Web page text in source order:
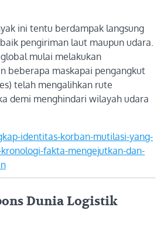
ini tentu berdampak langsung
pengiriman laut maupun udara.
mulai melakukan
beberapa maskapai pengangkut
telah mengalihkan rute
demi menghindari wilayah udara
identitas-korban-mutilasi-yang-
fakta-mengejutkan-dan-
Dunia Logistik